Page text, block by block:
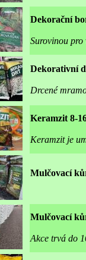
Dekorační
Surovinou pro
Dekorativní
Drcené
Keramzit 8-
Keramzit je
Mulčovací
Mulčovací
Akce trvá do